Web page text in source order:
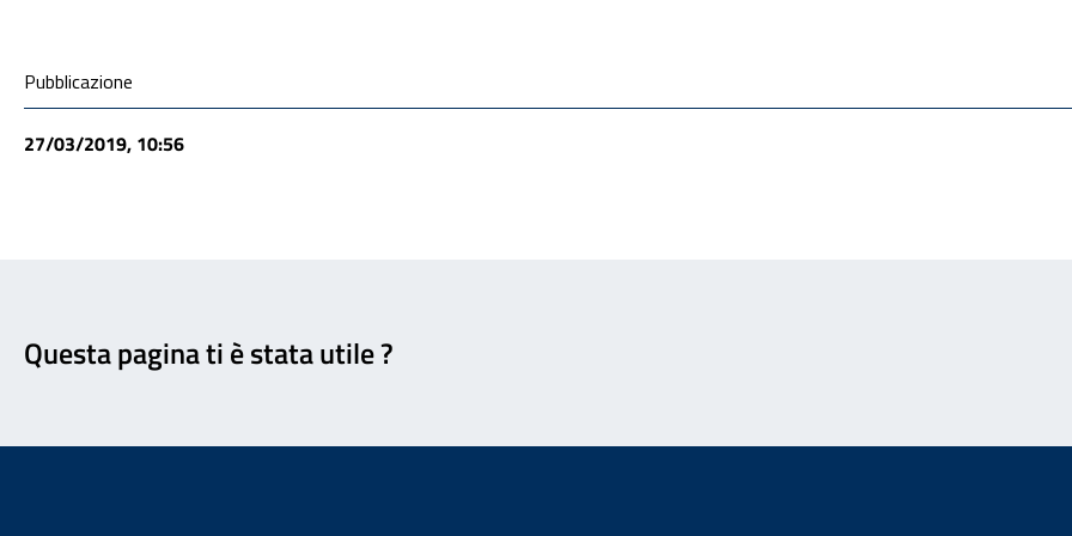
Condivisione social
Pubblicazione
27/03/2019, 10:56
Questa pagina ti è stata utile ?